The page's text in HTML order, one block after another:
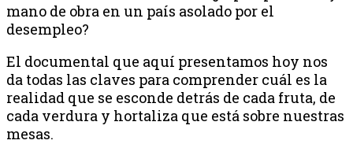
mano de obra en un país asolado por el
desempleo?
El documental que aquí presentamos hoy nos
da todas las claves para comprender cuál es la
realidad que se esconde detrás de cada fruta, de
cada verdura y hortaliza que está sobre nuestras
mesas.